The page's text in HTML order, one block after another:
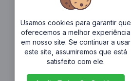
Usamos cookies para garantir que
oferecemos a melhor experiência
em nosso site. Se continuar a usar
este site, assumiremos que está
satisfeito com ele.